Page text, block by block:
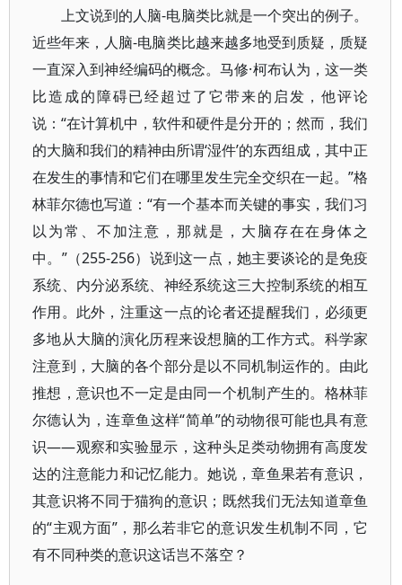
上文说到的人脑-电脑类比就是一个突出的例子。
近些年来，人脑-电脑类比越来越多地受到质疑，质疑
一直深入到神经编码的概念。马修·柯布认为，这一类
比造成的障碍已经超过了它带来的启发，他评论
说：“在计算机中，软件和硬件是分开的；然而，我们
的大脑和我们的精神由所谓‘湿件’的东西组成，其中正
在发生的事情和它们在哪里发生完全交织在一起。”格
林菲尔德也写道：“有一个基本而关键的事实，我们习
以为常、不加注意，那就是，大脑存在在身体之
中。”（255-256）说到这一点，她主要谈论的是免疫
系统、内分泌系统、神经系统这三大控制系统的相互
作用。此外，注重这一点的论者还提醒我们，必须更
多地从大脑的演化历程来设想脑的工作方式。科学家
注意到，大脑的各个部分是以不同机制运作的。由此
推想，意识也不一定是由同一个机制产生的。格林菲
尔德认为，连章鱼这样“简单”的动物很可能也具有意
识——观察和实验显示，这种头足类动物拥有高度发
达的注意能力和记忆能力。她说，章鱼果若有意识，
其意识将不同于猫狗的意识；既然我们无法知道章鱼
的“主观方面”，那么若非它的意识发生机制不同，它
有不同种类的意识这话岂不落空？